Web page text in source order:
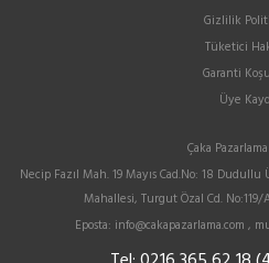
Gizlilik
Tüketici
Garanti
Üye
Çaka
Necip Fazıl Mah. 19 Mayıs Cad.No: 18
Mahallesi, Turgut Özal Cd. No:119/
Eposta: info@cakapazarlama.com ,